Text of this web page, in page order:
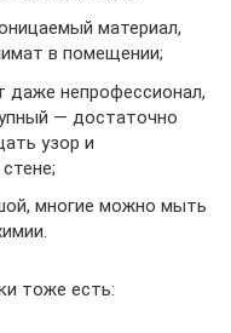
материал,
в помещении;
непрофессионал,
— достаточно
узор и
многие можно мыть
тоже есть: